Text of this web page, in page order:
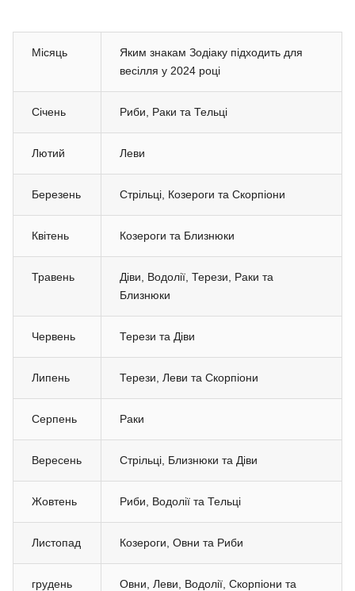
Місяць
Яким знакам Зодіаку підходить для
весілля у 2024 році
Січень Риби, Раки та Тельці
Лютий Леви
Березень Стрільці, Козероги та Скорпіони
Квітень Козероги та Близнюки
Травень
Діви, Водолії, Терези, Раки та
Близнюки
Червень Терези та Діви
Липень Терези, Леви та Скорпіони
Серпень Раки
Вересень Стрільці, Близнюки та Діви
Жовтень Риби, Водолії та Тельці
Листопад Козероги, Овни та Риби
грудень
Овни, Леви, Водолії, Скорпіони та